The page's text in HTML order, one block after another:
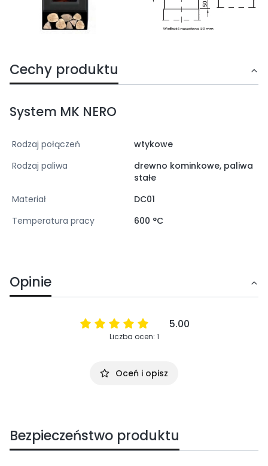
Cechy produktu
System MK NERO
Rodzaj połączeń
wtykowe
Rodzaj paliwa
drewno kominkowe, paliwa
stałe
Materiał
DC01
Temperatura pracy
600 °C
Opinie
5.00
Liczba ocen: 1
Oceń i opisz
Bezpieczeństwo produktu